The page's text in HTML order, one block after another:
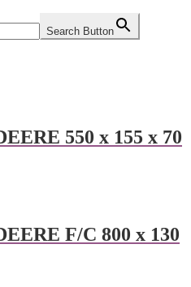
Search Button
550 x 155 x 70
F/C 800 x 130